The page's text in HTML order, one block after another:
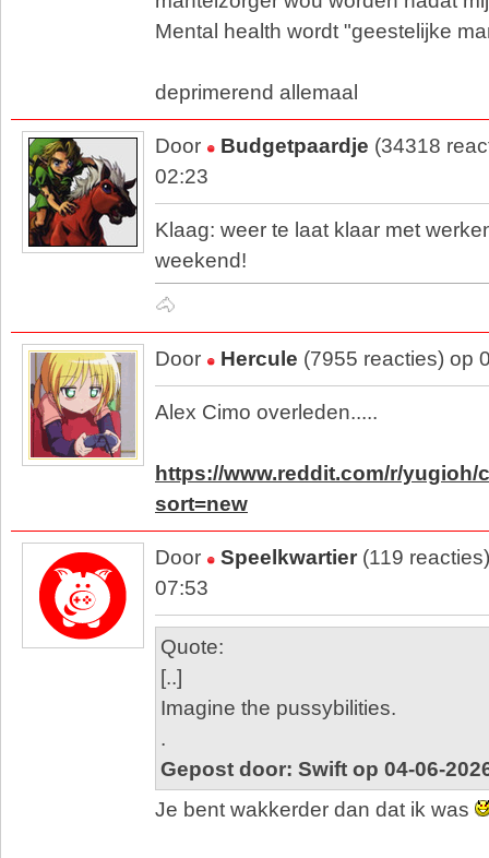
Mental health wordt "geestelijke
deprimerend allemaal
Door Budgetpaardje (34318
02:23
Klaag: weer te laat klaar met
weekend!
🐴
Door Hercule (7955 reacties) op
Alex Cimo overleden.....
https://www.reddit.com/r/
sort=new
Door Speelkwartier (119
07:53
Quote:
[..]
Imagine the pussybilities.
.
Gepost door: Swift op 04-06-
Je bent wakkerder dan dat ik was